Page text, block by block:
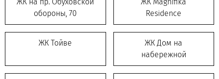
ЖК на пр. Обуховской
обороны, 70
ЖК Magnifika
Residence
ЖК Тойве
ЖК Дом на
набережной